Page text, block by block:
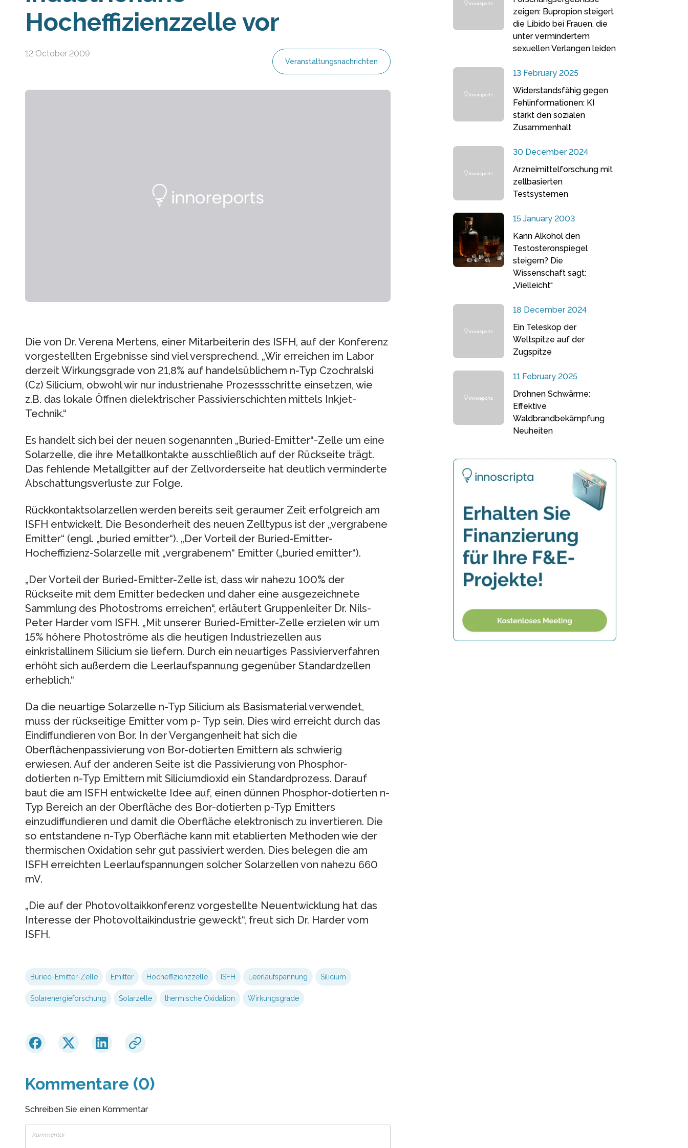
Hocheffizienzzelle vor
12 October 2009
Veranstaltungsnachrichten
Die von Dr. Verena Mertens, einer Mitarbeiterin des ISFH, auf der Konferenz
vorgestellten Ergebnisse sind viel versprechend. „Wir erreichen im Labor
derzeit Wirkungsgrade von 21,8% auf handelsüblichem n-Typ Czochralski
(Cz) Silicium, obwohl wir nur industrienahe Prozessschritte einsetzen, wie
z.B. das lokale Öffnen dielektrischer Passivierschichten mittels Inkjet-
Technik.“
Es handelt sich bei der neuen sogenannten „Buried-Emitter“-Zelle um eine
Solarzelle, die ihre Metallkontakte ausschließlich auf der Rückseite trägt.
Das fehlende Metallgitter auf der Zellvorderseite hat deutlich verminderte
Abschattungsverluste zur Folge.
Rückkontaktsolarzellen werden bereits seit geraumer Zeit erfolgreich am
ISFH entwickelt. Die Besonderheit des neuen Zelltypus ist der „vergrabene
Emitter“ (engl. „buried emitter“). „Der Vorteil der Buried-Emitter-
Hocheffizienz-Solarzelle mit „vergrabenem“ Emitter („buried emitter“).
„Der Vorteil der Buried-Emitter-Zelle ist, dass wir nahezu 100% der
Rückseite mit dem Emitter bedecken und daher eine ausgezeichnete
Sammlung des Photostroms erreichen“, erläutert Gruppenleiter Dr. Nils-
Peter Harder vom ISFH. „Mit unserer Buried-Emitter-Zelle erzielen wir um
15% höhere Photoströme als die heutigen Industriezellen aus
einkristallinem Silicium sie liefern. Durch ein neuartiges Passivierverfahren
erhöht sich außerdem die Leerlaufspannung gegenüber Standardzellen
erheblich.“
Da die neuartige Solarzelle n-Typ Silicium als Basismaterial verwendet,
muss der rückseitige Emitter vom p- Typ sein. Dies wird erreicht durch das
Eindiffundieren von Bor. In der Vergangenheit hat sich die
Oberflächenpassivierung von Bor-dotierten Emittern als schwierig
erwiesen. Auf der anderen Seite ist die Passivierung von Phosphor-
dotierten n-Typ Emittern mit Siliciumdioxid ein Standardprozess. Darauf
baut die am ISFH entwickelte Idee auf, einen dünnen Phosphor-dotierten n-
Typ Bereich an der Oberfläche des Bor-dotierten p-Typ Emitters
einzudiffundieren und damit die Oberfläche elektronisch zu invertieren. Die
so entstandene n-Typ Oberfläche kann mit etablierten Methoden wie der
thermischen Oxidation sehr gut passiviert werden. Dies belegen die am
ISFH erreichten Leerlaufspannungen solcher Solarzellen von nahezu 660
mV.
„Die auf der Photovoltaikkonferenz vorgestellte Neuentwicklung hat das
Interesse der Photovoltaikindustrie geweckt“, freut sich Dr. Harder vom
ISFH.
Buried-Emitter-Zelle Emitter Hocheffizienzzelle ISFH Leerlaufspannung Silicium
Solarenergieforschung Solarzelle thermische Oxidation Wirkungsgrade
Kommentare (0)
Schreiben Sie einen Kommentar
zeigen: Bupropion steigert
die Libido bei Frauen, die
unter vermindertem
sexuellen Verlangen leiden
13 February 2025
Widerstandsfähig gegen
Fehlinformationen: KI
stärkt den sozialen
Zusammenhalt
30 December 2024
Arzneimittelforschung mit
zellbasierten
Testsystemen
15 January 2003
Kann Alkohol den
Testosteronspiegel
steigern? Die
Wissenschaft sagt:
„Vielleicht“
18 December 2024
Ein Teleskop der
Weltspitze auf der
Zugspitze
11 February 2025
Drohnen Schwärme:
Effektive
Waldbrandbekämpfung
Neuheiten